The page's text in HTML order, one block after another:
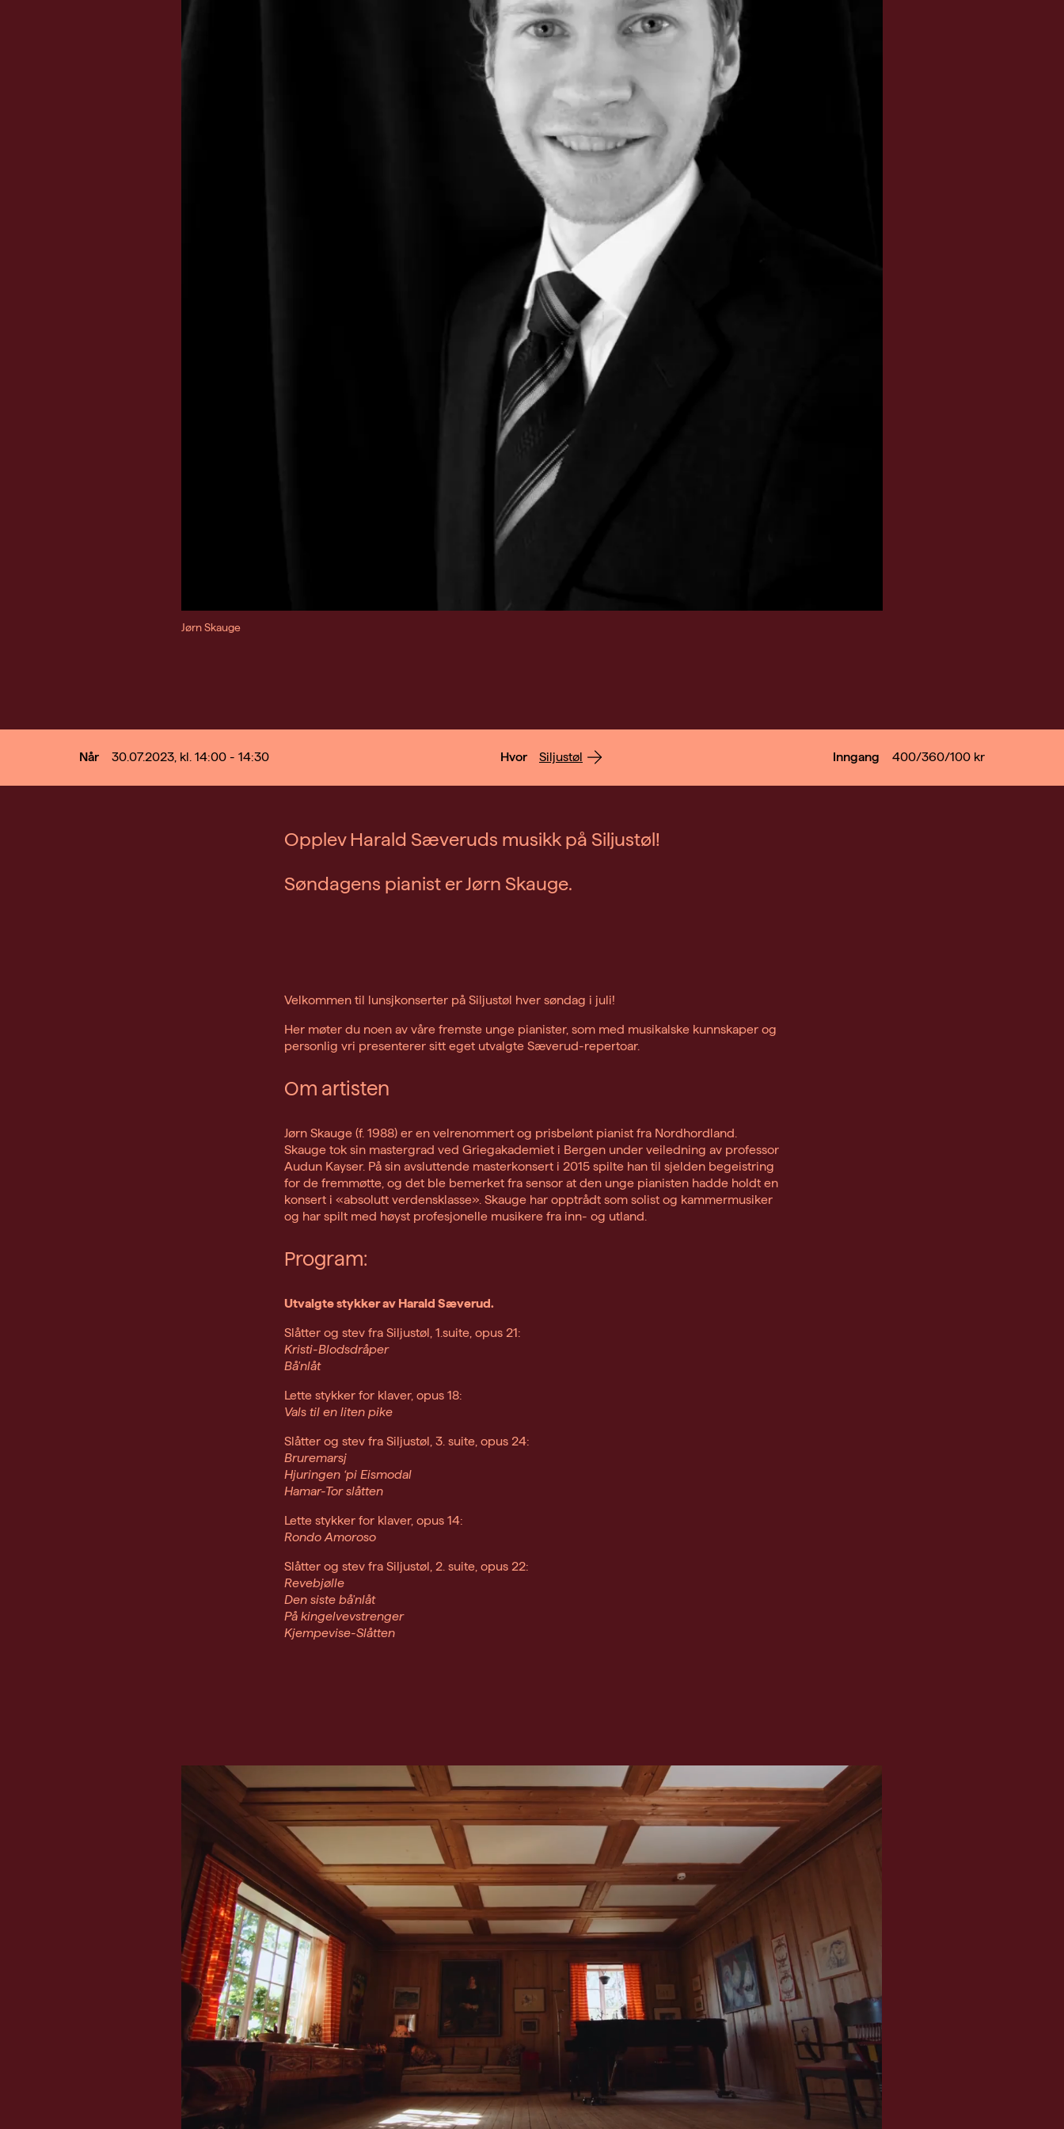
Jørn Skauge
Når 30.07.2023, kl. 14:00 - 14:30 Hvor Siljustøl Inngang 400/360/100 kr
Opplev Harald Sæveruds musikk på Siljustøl!
Søndagens pianist er Jørn Skauge.
Velkommen til lunsjkonserter på Siljustøl hver søndag i juli!
Her møter du noen av våre fremste unge pianister, som med musikalske kunnskaper og
personlig vri presenterer sitt eget utvalgte Sæverud-repertoar.
Om artisten
Jørn Skauge (f. 1988) er en velrenommert og prisbelønt pianist fra Nordhordland.
Skauge tok sin mastergrad ved Griegakademiet i Bergen under veiledning av professor
Audun Kayser. På sin avsluttende masterkonsert i 2015 spilte han til sjelden begeistring
for de fremmøtte, og det ble bemerket fra sensor at den unge pianisten hadde holdt en
konsert i «absolutt verdensklasse». Skauge har opptrådt som solist og kammermusiker
og har spilt med høyst profesjonelle musikere fra inn- og utland.
Program:
Utvalgte stykker av Harald Sæverud.
Slåtter og stev fra Siljustøl, 1.suite, opus 21:
Kristi-Blodsdråper
Bå'nlåt
Lette stykker for klaver, opus 18:
Vals til en liten pike
Slåtter og stev fra Siljustøl, 3. suite, opus 24:
Bruremarsj
Hjuringen ‘pi Eismodal
Hamar-Tor slåtten
Lette stykker for klaver, opus 14:
Rondo Amoroso
Slåtter og stev fra Siljustøl, 2. suite, opus 22:
Revebjølle
Den siste bå'nlåt
På kingelvevstrenger
Kjempevise-Slåtten